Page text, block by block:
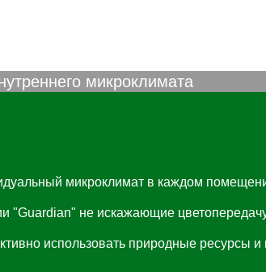
микроклимата
микроклимат в каждом
"Guardian" не искажающие
использовать природные